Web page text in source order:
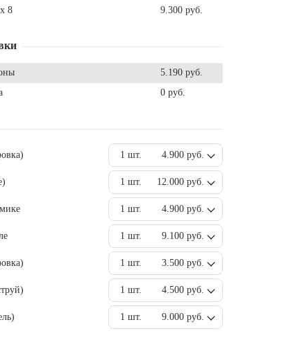
8
9.300 руб.
5.190 руб.
0 руб.
1 шт. 4.900 руб.
1 шт. 12.000 руб.
1 шт. 4.900 руб.
1 шт. 9.100 руб.
1 шт. 3.500 руб.
1 шт. 4.500 руб.
1 шт. 9.000 руб.